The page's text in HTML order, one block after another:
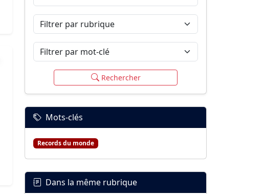
Filtrer par rubrique
Filtrer par mot-clé
Rechercher
Mots-clés
Records du monde
Dans la même rubrique